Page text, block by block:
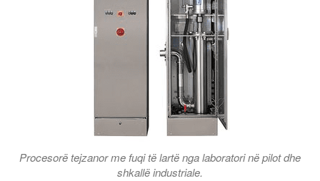
Procesorë tejzanor me fuqi të lartë nga laboratori në pilot dhe
shkallë industriale.